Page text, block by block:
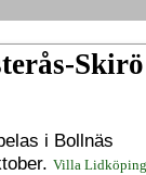
Skirö
i Bollnäs
Villa Lidköping